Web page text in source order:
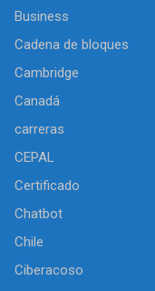
Business
Cadena de bloques
Cambridge
Canadá
carreras
CEPAL
Certificado
Chatbot
Chile
Ciberacoso